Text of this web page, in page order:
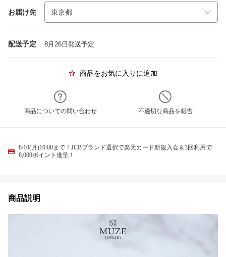
お届け先
配送予定 8月26日発送予定
商品をお気に入りに追加
商品についての問い合わせ 不適切な商品を報告
8/10(月)10:00まで！JCBブランド選択で楽天カード新規入会＆3回利用で
8,000ポイント進呈！
商品説明